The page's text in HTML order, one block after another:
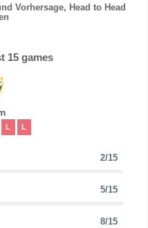
Vorhersage, Head to Head
15 games
L L
2/15
5/15
8/15